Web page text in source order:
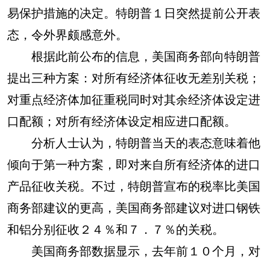
易保护措施的决定。特朗普１日突然提前公开表
态，令外界颇感意外。
根据此前公布的信息，美国商务部向特朗普
提出三种方案：对所有经济体征收无差别关税；
对重点经济体加征重税同时对其余经济体设定进
口配额；对所有经济体设定相应进口配额。
分析人士认为，特朗普当天的表态意味着他
倾向于第一种方案，即对来自所有经济体的进口
产品征收关税。不过，特朗普宣布的税率比美国
商务部建议的更高，美国商务部建议对进口钢铁
和铝分别征收２４％和７．７％的关税。
美国商务部数据显示，去年前１０个月，对